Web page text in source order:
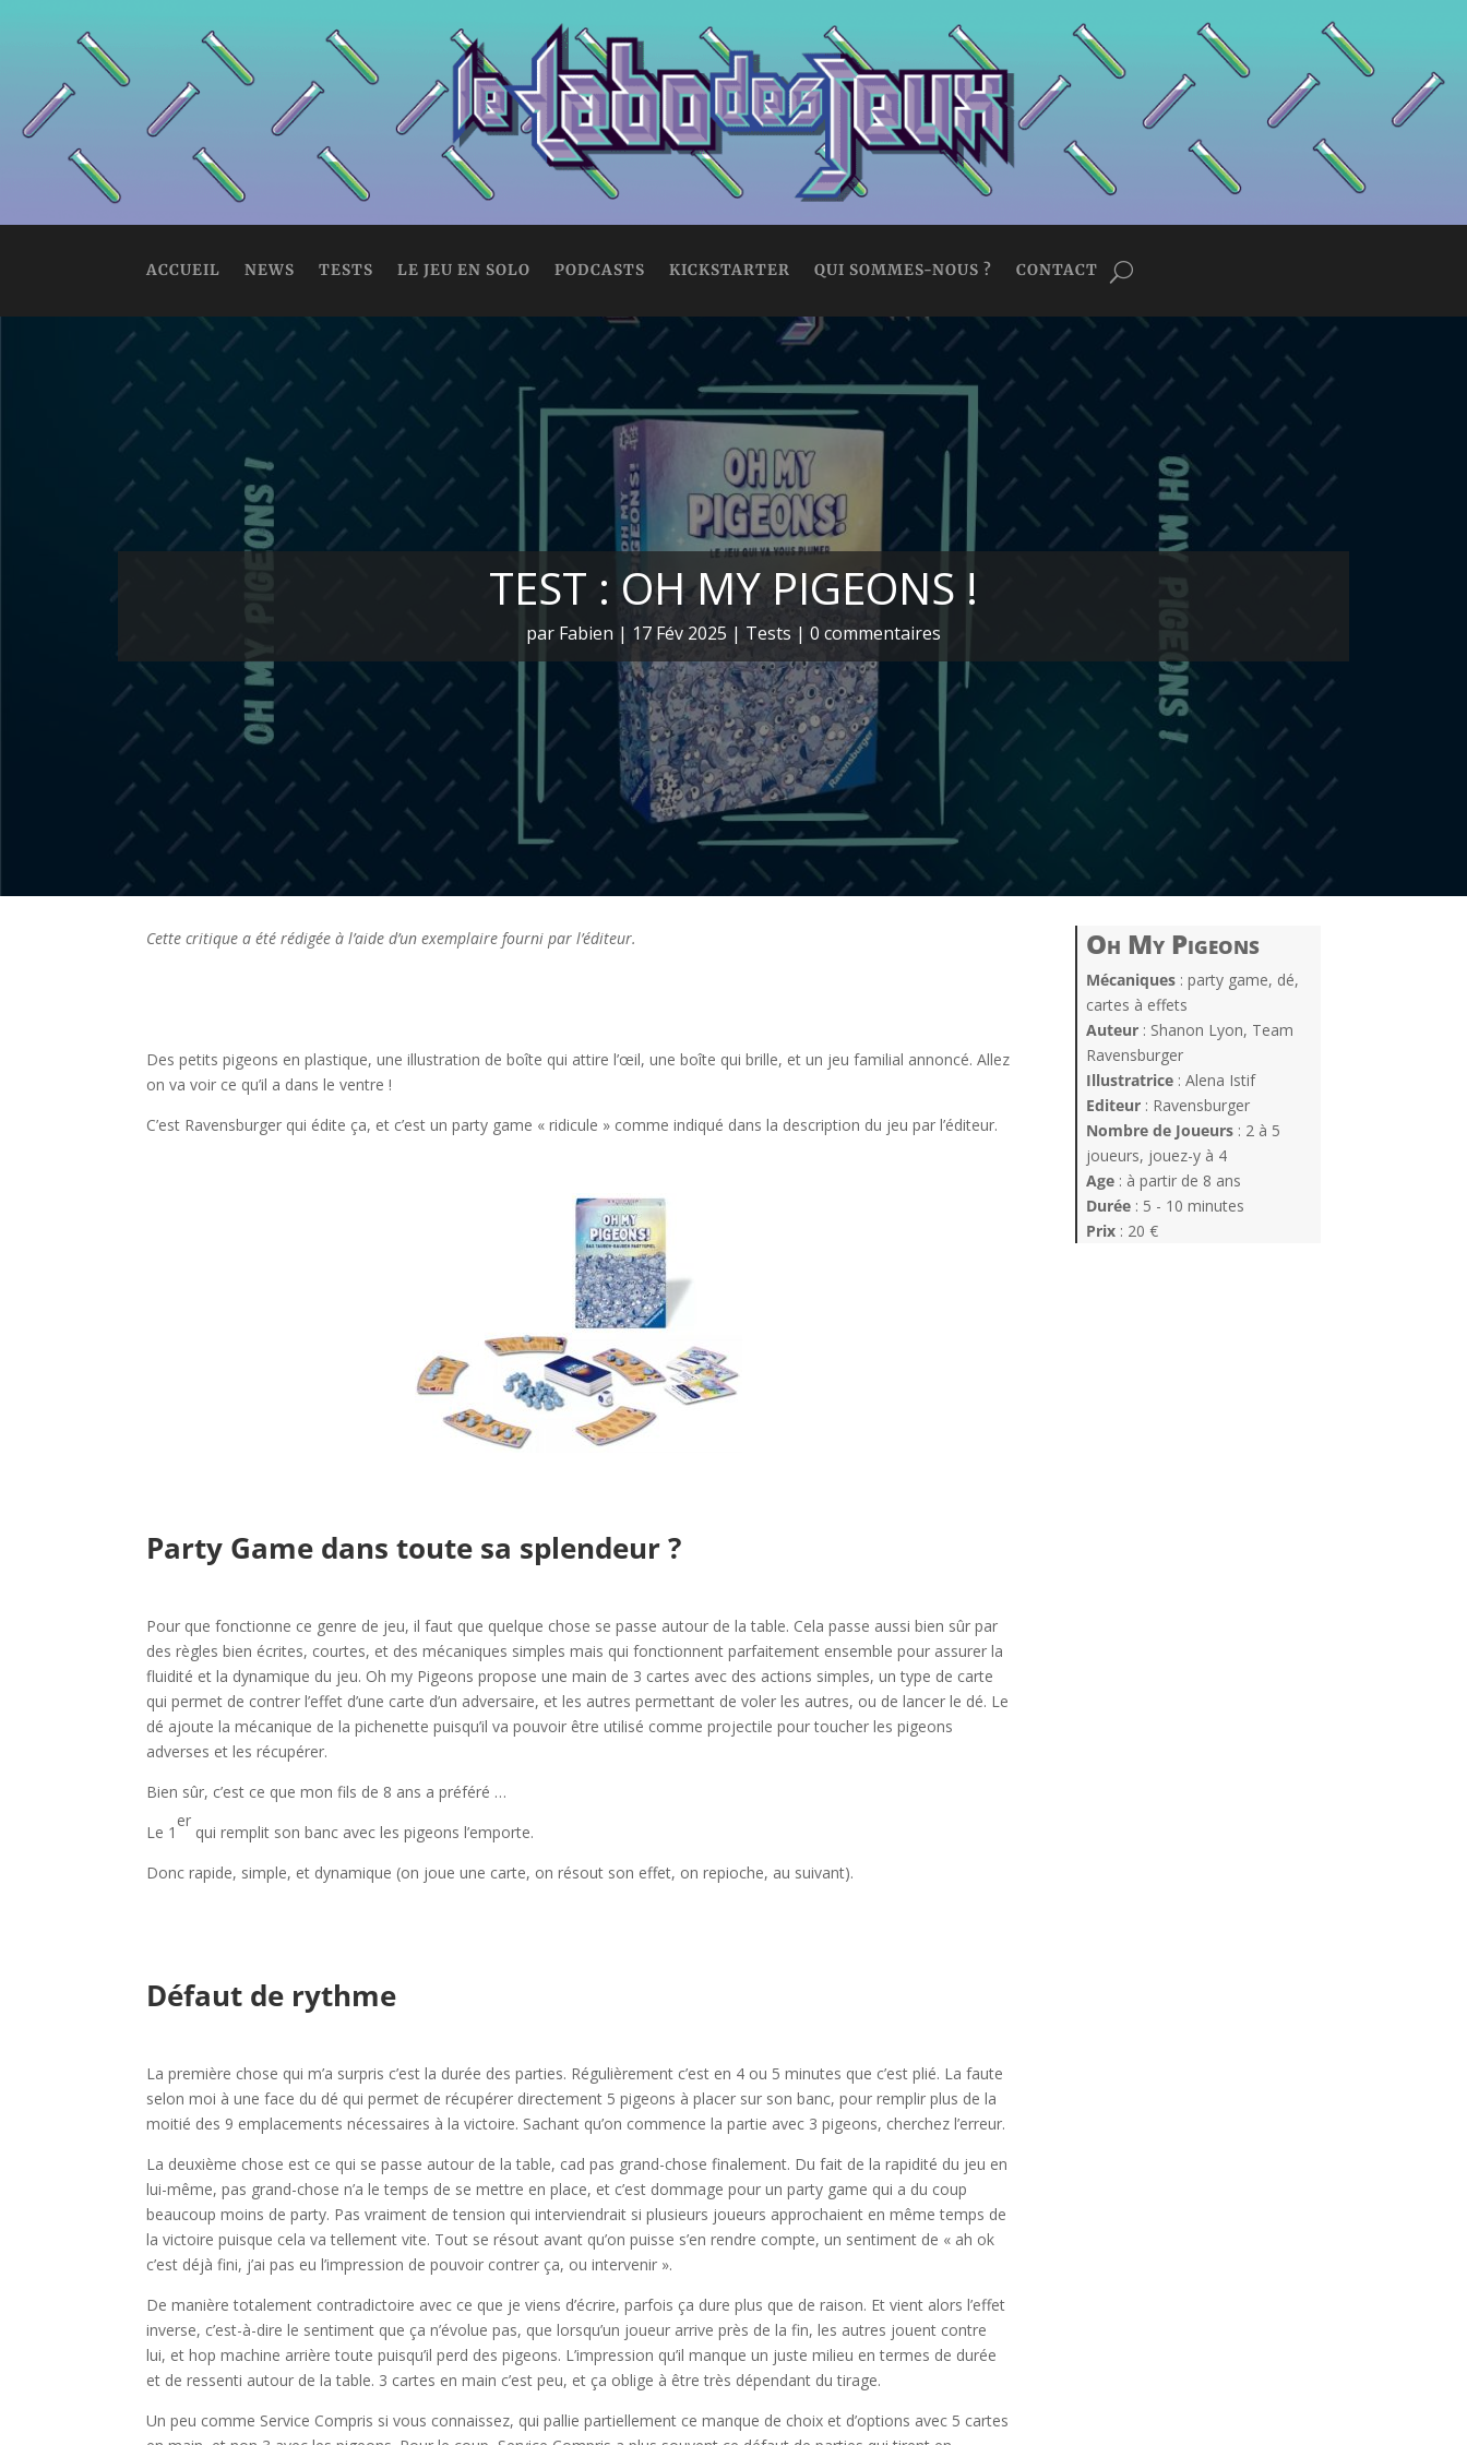
ACCUEIL NEWS TESTS LE JEU EN SOLO PODCASTS KICKSTARTER QUI SOMMES-NOUS ? CONTACT
TEST : OH MY PIGEONS !
par Fabien | 17 Fév 2025 | Tests | 0 commentaires
Cette critique a été rédigée à l’aide d’un exemplaire fourni par l’éditeur.
Des petits pigeons en plastique, une illustration de boîte qui attire l’œil, une boîte qui brille, et un jeu familial annoncé. Allez
on va voir ce qu’il a dans le ventre !
C’est Ravensburger qui édite ça, et c’est un party game « ridicule » comme indiqué dans la description du jeu par l’éditeur.
Party Game dans toute sa splendeur ?
Pour que fonctionne ce genre de jeu, il faut que quelque chose se passe autour de la table. Cela passe aussi bien sûr par
des règles bien écrites, courtes, et des mécaniques simples mais qui fonctionnent parfaitement ensemble pour assurer la
fluidité et la dynamique du jeu. Oh my Pigeons propose une main de 3 cartes avec des actions simples, un type de carte
qui permet de contrer l’effet d’une carte d’un adversaire, et les autres permettant de voler les autres, ou de lancer le dé. Le
dé ajoute la mécanique de la pichenette puisqu’il va pouvoir être utilisé comme projectile pour toucher les pigeons
adverses et les récupérer.
Bien sûr, c’est ce que mon fils de 8 ans a préféré …
Le 1
er
qui remplit son banc avec les pigeons l’emporte.
Donc rapide, simple, et dynamique (on joue une carte, on résout son effet, on repioche, au suivant).
Défaut de rythme
La première chose qui m’a surpris c’est la durée des parties. Régulièrement c’est en 4 ou 5 minutes que c’est plié. La faute
selon moi à une face du dé qui permet de récupérer directement 5 pigeons à placer sur son banc, pour remplir plus de la
moitié des 9 emplacements nécessaires à la victoire. Sachant qu’on commence la partie avec 3 pigeons, cherchez l’erreur.
La deuxième chose est ce qui se passe autour de la table, cad pas grand-chose finalement. Du fait de la rapidité du jeu en
lui-même, pas grand-chose n’a le temps de se mettre en place, et c’est dommage pour un party game qui a du coup
beaucoup moins de party. Pas vraiment de tension qui interviendrait si plusieurs joueurs approchaient en même temps de
la victoire puisque cela va tellement vite. Tout se résout avant qu’on puisse s’en rendre compte, un sentiment de « ah ok
c’est déjà fini, j’ai pas eu l’impression de pouvoir contrer ça, ou intervenir ».
De manière totalement contradictoire avec ce que je viens d’écrire, parfois ça dure plus que de raison. Et vient alors l’effet
inverse, c’est-à-dire le sentiment que ça n’évolue pas, que lorsqu’un joueur arrive près de la fin, les autres jouent contre
lui, et hop machine arrière toute puisqu’il perd des pigeons. L’impression qu’il manque un juste milieu en termes de durée
et de ressenti autour de la table. 3 cartes en main c’est peu, et ça oblige à être très dépendant du tirage.
Un peu comme Service Compris si vous connaissez, qui pallie partiellement ce manque de choix et d’options avec 5 cartes
Oh My Pigeons
Mécaniques : party game, dé,
cartes à effets
Auteur : Shanon Lyon, Team
Ravensburger
Illustratrice : Alena Istif
Editeur : Ravensburger
Nombre de Joueurs : 2 à 5
joueurs, jouez-y à 4
Age : à partir de 8 ans
Durée : 5 - 10 minutes
Prix : 20 €